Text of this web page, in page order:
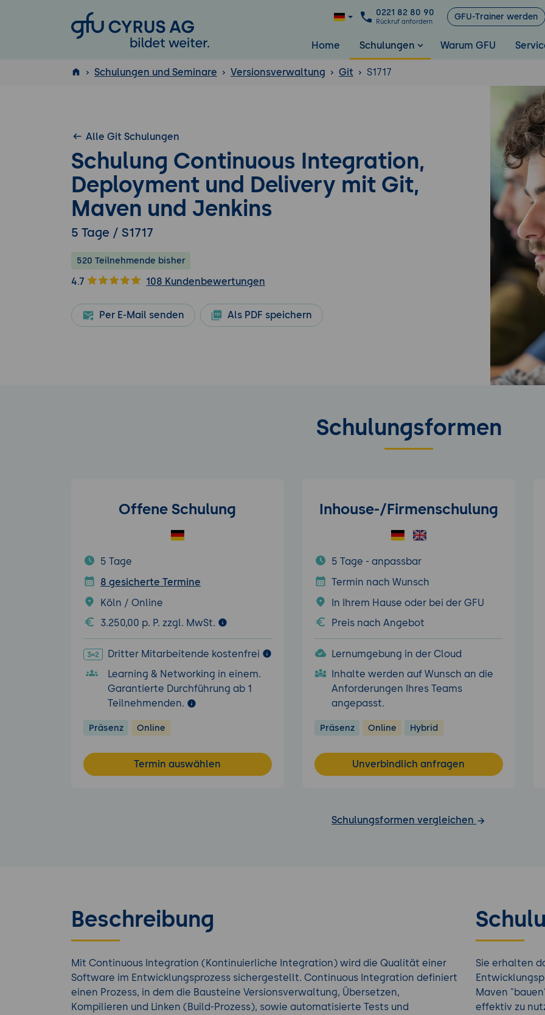
GFU Cyrus AG
0221 82 80 90
Rückruf anfordern GFU-Trainer werden
Home Schulungen Warum GFU
ISTQB
Schulungen und Seminare Versionsverwaltung Git S1717
Alle Git Schulungen
Schulung Continuous Integration,
Deployment und Delivery mit Git,
Maven und Jenkins
5 Tage / S1717
520 Teilnehmende bisher
4.7 108 Kundenbewertungen
Per E-Mail senden Als PDF speichern
Schulungsformen
Offene Schulung
5 Tage
8 gesicherte Termine
Köln / Online
3.250,00 p. P. zzgl. MwSt.
Dritter Mitarbeitende kostenfrei
Learning & Networking in einem.
Garantierte Durchführung ab 1
Teilnehmenden.
Präsenz Online
Termin auswählen
Inhouse-/Firmenschulung
5 Tage - anpassbar
Termin nach Wunsch
In Ihrem Hause oder bei der GFU
Preis nach Angebot
Lernumgebung in der Cloud
Inhalte werden auf Wunsch an die
Anforderungen Ihres Teams
angepasst.
Präsenz Online Hybrid
Unverbindlich anfragen
Schulungsformen vergleichen
Beschreibung
Mit Continuous Integration (Kontinuierliche Integration) wird die Qualität einer
Software im Entwicklungsprozess sichergestellt. Continuous Integration definiert
einen Prozess, in dem die Bausteine Versionsverwaltung, Übersetzen,
Kompilieren und Linken (Build-Prozess), sowie automatisierte Tests und
Sie erhalten
Maven
effektiv zu